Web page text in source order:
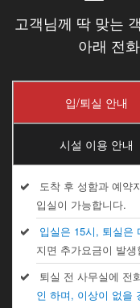
고객님께 딱 맞는
아래 전
입/퇴실 안내
시설 이용 안내
도착 후 성함과 예약
입실이 가능합니다.
입실은 15시, 퇴실은
지면 추가요금이 발
퇴실 전 사무실에 전
인 하며, 이상이 없을